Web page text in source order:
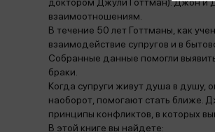
взаимоотношениям.
В течение 50 лет Готтманы, как
взаимодействие супругов и в
Собранные данные помогли
браки.
Когда супруги живут душа в душу,
наоборот, помогают стать ближе.
принципы конфликтов, в которых
В этой книге вы найдете: